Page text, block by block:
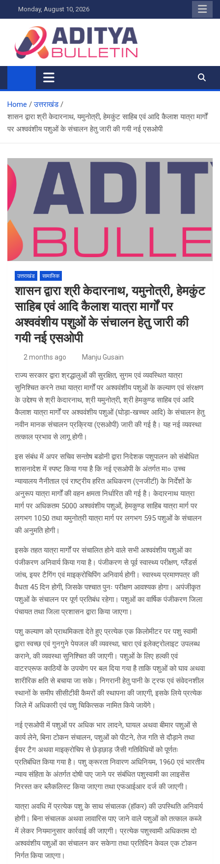
to
Monday, August 10, 2026
Home
उत्तराखंड
शासन द्वारा श्री केदारनाथ, यमुनोत्री, हेमकुंट साहिब एवं आदि कैलाश यात्रा मार्गों
पर अश्ववंशीय पशुओं के संचालन हेतु जारी की गयी नई एसओपी
उत्तराखंड सामाजिक
शासन द्वारा श्री केदारनाथ, यमुनोत्री, हेमकुंट
साहिब एवं आदि कैलाश यात्रा मार्गों पर
अश्ववंशीय पशुओं के संचालन हेतु जारी की
गयी नई एसओपी
2 months ago Manju Gusain
राज्य सरकार द्वारा श्रद्धालुओं की सुरक्षित, सुगम एवं व्यवस्थित यात्रा
सुनिश्चित करने तथा यात्रा मार्गों पर अश्ववंशीय पशुओं के कल्याण एवं संरक्षण
के उद्देश्य से श्री केदारनाथ, श्री यमुनोत्री, श्री हेमकुण्ड साहिब एवं आदि
कैलाश यात्रा मार्गों पर अश्ववंशीय पशुओं (घोड़ा-खच्चर आदि) के संचालन हेतु
नवीन मानक संचालन प्रक्रिया (एसओपी) जारी की गई है। यह नई व्यवस्था
तत्काल प्रभाव से लागू होगी।
इस संबंध में अपर सचिव सन्तोष बडोनी द्वारा निदेशक पशुपालन को संबोधित
शासनादेश में स्पष्ट किया गया है कि नई एसओपी के अंतर्गत मा० उच्च
न्यायालय नैनीताल एवं राष्ट्रीय हरित अधिकरण (एनजीटी) के निर्देशों के
अनुरूप यात्रा मार्गों की वहन क्षमता निर्धारित की गई है। केदारनाथ यात्रा
मार्ग पर अधिकतम 5000 अश्ववंशीय पशुओं, हेमकुण्ड साहिब यात्रा मार्ग पर
लगभग 1050 तथा यमुनोत्री यात्रा मार्ग पर लगभग 595 पशुओं के संचालन
की अनुमति होगी।
इसके तहत यात्रा मार्गों पर संचालित होने वाले सभी अश्ववंशीय पशुओं का
पंजीकरण अनिवार्य किया गया है। पंजीकरण से पूर्व स्वास्थ्य परीक्षण, ग्लैंडर्स
जांच, इयर टैगिंग एवं माइक्रोचिपिंग अनिवार्य होगी। स्वास्थ्य प्रमाणपत्र की
वैधता 45 दिन होगी, जिसके पश्चात पुनः परीक्षण आवश्यक होगा। अपंजीकृत
पशुओं के संचालन पर पूर्ण प्रतिबंध रहेगा। पशुओं का वार्षिक पंजीकरण जिला
पंचायत तथा जिला प्रशासन द्वारा किया जाएगा।
पशु कल्याण को प्राथमिकता देते हुए प्रत्येक एक किलोमीटर पर पशु स्वामी
द्वारा स्वच्छ एवं गुनगुने पेयजल की व्यवस्था, चारा एवं इलेक्ट्रोलाइट उपलब्ध
कराने, की व्यवस्था सुनिश्चित की जाएगी। पशुओं के लिए हल्की एवं
वाटरप्रूफ काठियों के उपयोग पर बल दिया गया है ताकि पशुओं को घाव अथवा
शारीरिक क्षति से बचाया जा सके। निगरानी हेतु पानी के ट्रफ एवं संवेदनशील
स्थानों के समीप सीसीटीवी कैमरों की स्थापना की जाएगी, इसके लिये प्रत्येक
जिले में अधिकारी एवं पशु चिकित्सक नामित किये जायेंगे।
नई एसओपी में पशुओं पर अधिक भार लादने, घायल अथवा बीमार पशुओं से
कार्य लेने, बिना टोकन संचालन, पशुओं को पीटने, तेज गति से दौड़ाने तथा
ईयर टैग अथवा माइक्रोचिप से छेड़छाड़ जैसी गतिविधियों को पूर्णतः
प्रतिबंधित किया गया है। पशु क्रूरता निवारण अधिनियम, 1960 एवं भारतीय
न्याय संहिता के अंतर्गत दोषी पाए जाने पर संबंधित पशुस्वामी का लाइसेंस
निरस्त कर ब्लैकलिस्ट किया जाएगा तथा एफआईआर दर्ज की जाएगी।
यात्रा अवधि में प्रत्येक पशु के साथ संचालक (हॉकर) की उपस्थिति अनिवार्य
होगी। बिना संचालक अथवा लावारिस पाए जाने वाले पशुओं को तत्काल कब्जे
में लेकर नियमानुसार कार्रवाई की जाएगी। प्रत्येक पशुस्वामी अधिकतम दो
अश्ववंशीय पशुओं का संचालन कर सकेगा तथा प्रतिदिन केवल एक टोकन
निर्गत किया जाएगा।